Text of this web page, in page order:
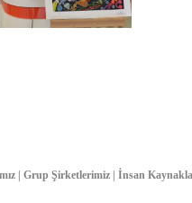
Grup Şirketlerimiz İnsan